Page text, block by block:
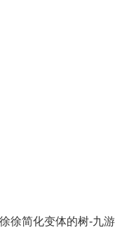
徐简化变体的树-九游